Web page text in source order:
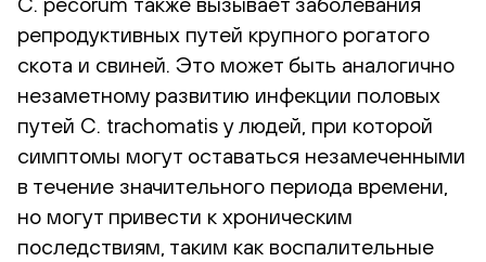
репродуктивных путей крупного рогатого
скота и свиней. Это может быть аналогично
незаметному развитию инфекции половых
путей C. trachomatis у людей, при которой
симптомы могут оставаться незамеченными
в течение значительного периода времени,
но могут привести к хроническим
последствиям, таким как воспалительные